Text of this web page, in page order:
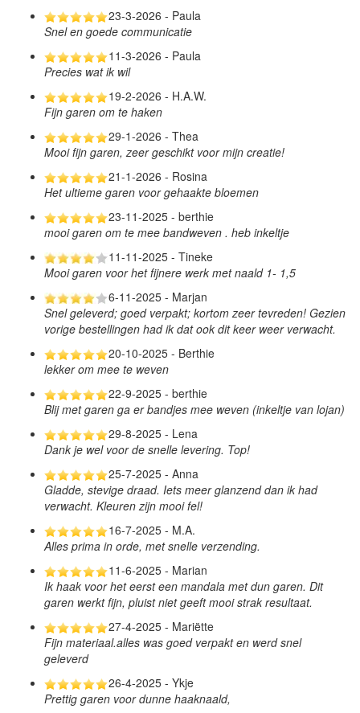
23-3-2026 - Paula
Snel en goede communicatie
11-3-2026 - Paula
Precies wat ik wil
19-2-2026 - H.A.W.
Fijn garen om te haken
29-1-2026 - Thea
Mooi fijn garen, zeer geschikt voor mijn creatie!
21-1-2026 - Rosina
Het ultieme garen voor gehaakte bloemen
23-11-2025 - berthie
mooi garen om te mee bandweven . heb inkeltje
11-11-2025 - Tineke
Mooi garen voor het fijnere werk met naald 1- 1,5
6-11-2025 - Marjan
Snel geleverd; goed verpakt; kortom zeer tevreden! Gezien
vorige bestellingen had ik dat ook dit keer weer verwacht.
20-10-2025 - Berthie
lekker om mee te weven
22-9-2025 - berthie
Blij met garen ga er bandjes mee weven (inkeltje van lojan)
29-8-2025 - Lena
Dank je wel voor de snelle levering. Top!
25-7-2025 - Anna
Gladde, stevige draad. Iets meer glanzend dan ik had
verwacht. Kleuren zijn mooi fel!
16-7-2025 - M.A.
Alles prima in orde, met snelle verzending.
11-6-2025 - Marian
Ik haak voor het eerst een mandala met dun garen. Dit
garen werkt fijn, pluist niet geeft mooi strak resultaat.
27-4-2025 - Mariëtte
Fijn materiaal.alles was goed verpakt en werd snel
geleverd
26-4-2025 - Ykje
Prettig garen voor dunne haaknaald,